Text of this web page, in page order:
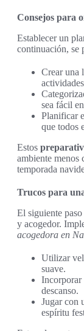
Consejos para
Establecer un
continuación, se
Crear una
sea fácil
Planificar
que todos
Estos
ambiente menos
temporada
Trucos para
El siguiente
y acogedor.
acogedora en
Utilizar
suave.
Incorporar
descanso.
Jugar con
espíritu